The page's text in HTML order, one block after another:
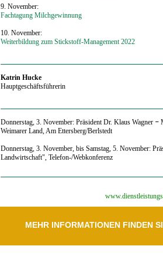
9. November:
Fachtagung Milchgewinnung
10. November:
Weiterbildung zum Stickstoff-Management 2022
‍Katrin Hucke
Hauptgeschäftsführerin
Donnerstag, 3. November: Präsident Dr. Klaus Wagner –
Weimarer Land, Am Ettersberg/Berlstedt
Donnerstag, 3. November, bis Samstag, 5. November:
Landwirtschaft", Telefon-/Webkonferenz
MEHR INFORMATIONEN FINDEN